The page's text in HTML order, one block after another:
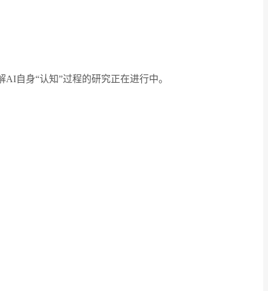
自身“认知”过程的研究正在进行中。